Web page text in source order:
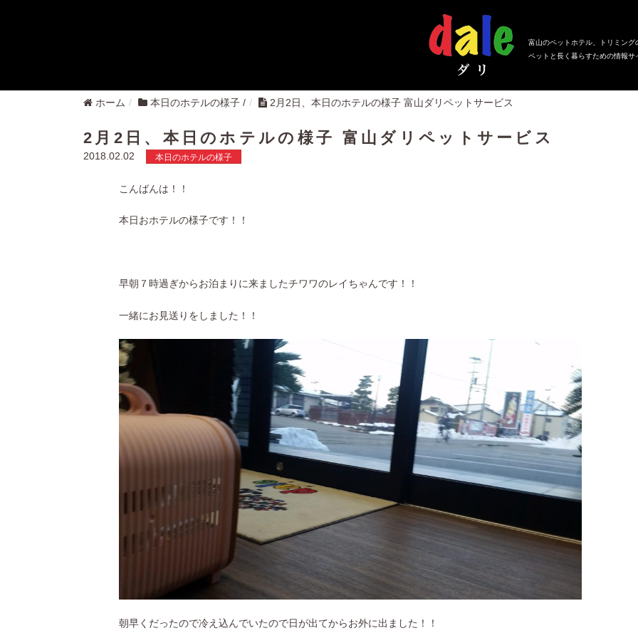
富山のペットホテル、トリミング
ペットと長く暮らすための情報サ
ホーム 本日のホテルの様子 / 2月2日、本日のホテルの様子 富山ダリペットサービス
2月2日、本日のホテルの様子 富山ダリペットサービス
2018.02.02 本日のホテルの様子
こんばんは！！
本日おホテルの様子です！！
早朝７時過ぎからお泊まりに来ましたチワワのレイちゃんです！！
一緒にお見送りをしました！！
朝早くだったので冷え込んでいたので日が出てからお外に出ました！！